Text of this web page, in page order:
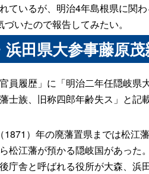
ているが、明治4年島根県に関
いたので報告してみたい。
浜田県大参事藤原
員履歴」に「明治二年任隠岐県
士族、旧称四郎年齢失ス」と
）年の廃藩置県までは松江
松江藩が預かる隠岐国があっ
庁舎と呼ばれる役所が大森、